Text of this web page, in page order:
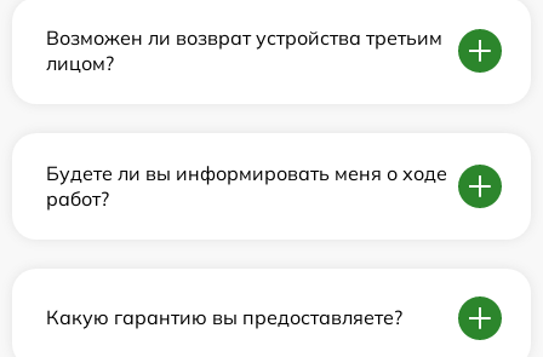
Возможен ли возврат устройства третьим
лицом?
Будете ли вы информировать меня о ходе
работ?
Какую гарантию вы предоставляете?